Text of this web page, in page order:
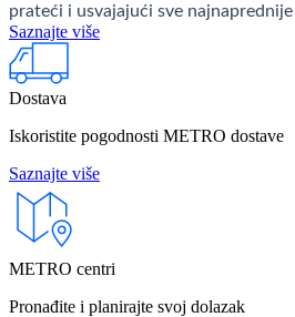
prateći i usvajajući sve
Saznajte više
Dostava
Iskoristite pogodnosti METRO dostave
Saznajte više
METRO centri
Pronađite i planirajte svoj dolazak